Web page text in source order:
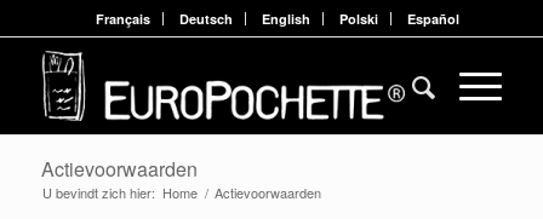
Français Deutsch English Polski Español
Actievoorwaarden
U bevindt zich hier: Home / Actievoorwaarden